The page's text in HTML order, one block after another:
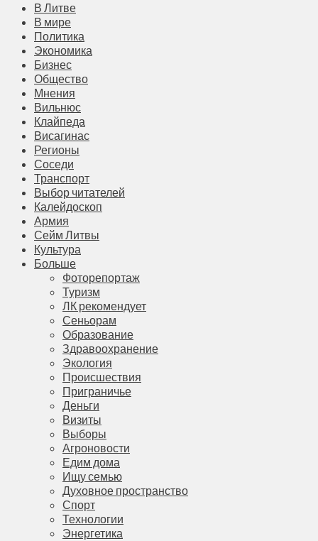
В Литве
В мире
Политика
Экономика
Бизнес
Общество
Мнения
Вильнюс
Клайпеда
Висагинас
Регионы
Соседи
Транспорт
Выбор читателей
Калейдоскоп
Армия
Сейм Литвы
Культура
Больше
Фоторепортаж
Туризм
ЛК рекомендует
Сеньорам
Образование
Здравоохранение
Экология
Происшествия
Приграничье
Деньги
Визиты
Выборы
Агроновости
Едим дома
Ищу семью
Духовное пространство
Спорт
Технологии
Энергетика